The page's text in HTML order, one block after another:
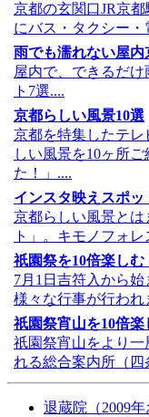
京都の玄関口JR京
にバス・タクシー・
雨でも濡れない屋内
屋内で、できるだ
ト7選....
京都らしい風景10選
京都を特集したテ
しい風景を10ヶ所
た！」....
インスタ映えスポッ
京都らしい風景と
ト」。キモノフォレ
祇園祭を10倍楽しむ
7月1日吉符入から
様々な行事が行われ
祇園祭宵山を10倍楽
祇園祭宵山をより
れる総合案内所（四
退蔵院（2009年